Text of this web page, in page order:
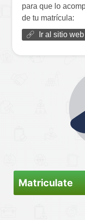
para que lo
de tu matrícula:
Ir al sitio
Matriculate